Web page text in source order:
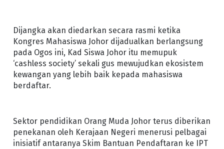
Dijangka akan diedarkan secara rasmi ketika
Kongres Mahasiswa Johor dijadualkan berlangsung
pada Ogos ini, Kad Siswa Johor itu memupuk
‘cashless society’ sekali gus mewujudkan ekosistem
kewangan yang lebih baik kepada mahasiswa
berdaftar.
Sektor pendidikan Orang Muda Johor terus diberikan
penekanan oleh Kerajaan Negeri menerusi pelbagai
inisiatif antaranya Skim Bantuan Pendaftaran ke IPT